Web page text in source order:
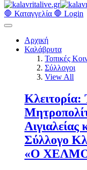
🛑 Καταγγελία 🛑 Login
Αρχική
Καλάβρυτα
Τοπικές
Σύλλογοι
View All
Κλειτορία:
Σύλλογο
«Ο